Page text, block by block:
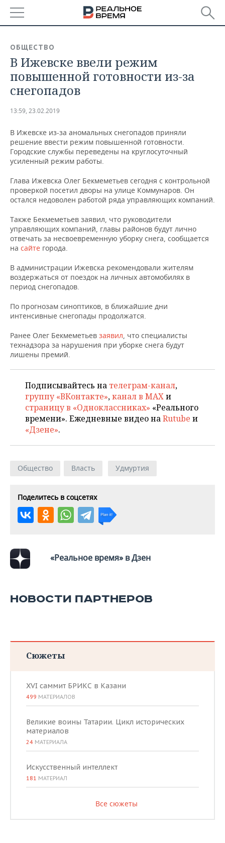
БАШКОРТОСТАН
ТАТАРСТАН
НОВОСТИ
АНАЛИТИКА
ДЕКЛАРАЦИИ О ДОХОДАХ
КОРОЛИ ГОСЗАКАЗА ПФО
КОМУ ПРИНАДЛЕЖАТ
ТОРГОВЫЕ ЦЕНТРЫ
НОВОСТИ ЭКОНОМИКИ
ФИНАНСЫ
БЮДЖЕТ
ИНВЕСТИЦИИ
ПРОМЫШЛЕННОСТЬ
НОВОСТИ
ПРОМЫШЛЕННОСТИ
АГРОПРОМ
МАШИНОСТРОЕНИЕ
НЕФТЕХИМИЯ
НЕФТЬ
ОПК
НЕДВИЖИМОСТЬ
НОВОСТИ АВТО
БИЗНЕС
НОВОСТИ БИЗНЕСА
РОЗНИЧНАЯ ТОРГОВЛЯ
ТРАНСПОРТ
УСЛУГИ
ТЕХНОЛОГИИ
НОВОСТИ ТЕХНОЛОГИЙ
IT
МЕДИА
ТЕЛЕКОММУНИКАЦИИ
МЕРОПРИЯТИЯ
НОВОСТИ МЕРОПРИЯТИЙ
ВЫЕЗДНАЯ РЕДАКЦИЯ
БИЗНЕС-БРАНЧИ
ONLINE-КОНФЕРЕНЦИИ
ОТКРЫТАЯ ЛЕКЦИЯ
СПОРТ
НОВОСТИ СПОРТА
ФУТБОЛ
ХОККЕЙ
БАСКЕТБОЛ
ВОЛЕЙБОЛ
КИБЕРСПОРТ
ФИГУРНОЕ КАТАНИЕ
ХОККЕЙ С МЯЧОМ
ОБЩЕСТВО
НОВОСТИ ОБЩЕСТВА
ВЛАСТЬ
ИНФРАСТРУКТУРА
ИСТОРИЯ
КУЛЬТУРА
МЕДИЦИНА
ПРОИСШЕСТВИЯ
ФОТОГАЛЕРЕЯ
СЮЖЕТЫ
СПРАВОЧНИК
СПИСОК ПЕРСОН
СПИСОК КОМПАНИЙ
ПОЛНАЯ ВЕРСИЯ
ОБЩЕСТВО
В Ижевске ввели режим
повышенной готовности из-за
снегопадов
13:59, 23.02.2019
В Ижевске из-за аномальных снегопадов приняли
решение ввести режим повышенной готовности.
Городские службы переведены на круглосуточный
усиленный режим работы.
Глава Ижевска Олег Бекмеметьев сегодня с контрольной
проверкой посетил дворы на улице Коммунаров. Он
остался недоволен работой ряда управляющих компаний.
Также Бекмеметьев заявил, что руководители
управляющих компаний, главы районов будут лично
отвечать за несвоевременную уборку снега, сообщается
на сайте города.
В администрации Ижевска рекомендовали жителям
воздержаться от поездок на личных автомобилях в
период снегопадов.
По прогнозам синоптиков, в ближайшие дни
интенсивные снегопады продолжатся.
Ранее Олег Бекмеметьев заявил, что специалисты
технадзора за нарушения при уборке снега будут
лишены премий.
Подписывайтесь на телеграм-канал,
группу «ВКонтакте»,канал в MAXи
страницу в «Одноклассниках» «Реального
времени». Ежедневные видео наRutube и
«Дзене».
Общество Власть Удмуртия
Поделитесь в соцсетях
«Реальное время» в Дзен
НОВОСТИ ПАРТНЕРОВ
Сюжеты
XVI саммит БРИКС в Казани
499 МАТЕРИАЛОВ
Великие воины Татарии. Цикл исторических
материалов
24 МАТЕРИАЛА
Искусственный интеллект
181 МАТЕРИАЛ
Все сюжеты